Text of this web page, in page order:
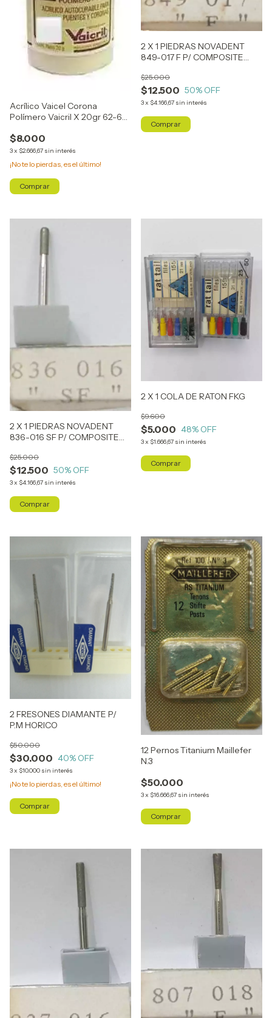
Acrílico Vaicel Corona
Polímero Vaicril X 20gr 62-65
$8.000
3x $2.666,67 sin interés
¡No te lo pierdas, es el último!
Comprar
2 X 1 PIEDRAS NOVADENT
849-017 F P/ COMPOSITE
$12.500
$25.000
50% OFF
3x $4.166,67 sin interés
2 X 1 PIEDRAS NOVADENT
836-016 SF P/ COMPOSITE
$12.500
$25.000
50% OFF
3x $4.166,67 sin interés
2 X 1 COLA DE RATON FKG
$5.000
$9.600
48% OFF
3x $1.666,67 sin interés
2 FRESONES DIAMANTE P/
P.M HORICO
$30.000
$50.000
40% OFF
3x $10.000 sin interés
¡No te lo pierdas, es el último!
12 Pernos Titanium Maillefer
N.3
$50.000
3x $16.666,67 sin interés